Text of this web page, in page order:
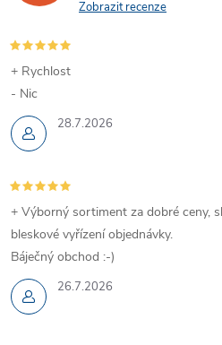
Zobrazit recenze
28.7.2026
+ Rychlost
- Nic
26.7.2026
+ Výborný sortiment za dobré ceny,
bleskové vyřízení objednávky.
Báječný obchod :-)